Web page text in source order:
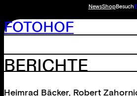
NewsShopBesuch
FOTOHOF
BERICHTE
Heimrad Bäcker, Robert